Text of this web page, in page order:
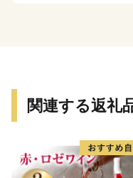
に住民票住所をご記
のでご了承ください。
関連する返礼